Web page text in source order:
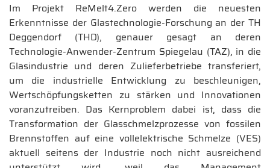
Im Projekt ReMelt4.Zero werden die neuesten
Erkenntnisse der Glastechnologie-Forschung an der TH
Deggendorf (THD), genauer gesagt an deren
Technologie-Anwender-Zentrum Spiegelau (TAZ), in die
Glasindustrie und deren Zulieferbetriebe transferiert,
um die industrielle Entwicklung zu beschleunigen,
Wertschöpfungsketten zu stärken und Innovationen
voranzutreiben. Das Kernproblem dabei ist, dass die
Transformation der Glasschmelzprozesse von fossilen
Brennstoffen auf eine vollelektrische Schmelze (VES)
aktuell seitens der Industrie noch nicht ausreichend